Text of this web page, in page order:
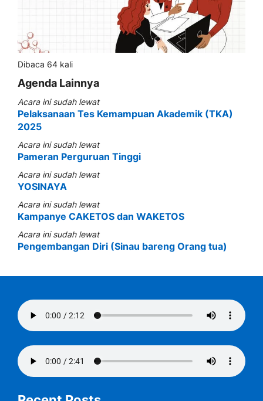
Dibaca 64 kali
Agenda Lainnya
Acara ini sudah lewat
Pelaksanaan Tes Kemampuan Akademik (TKA)
2025
Acara ini sudah lewat
Pameran Perguruan Tinggi
Acara ini sudah lewat
YOSINAYA
Acara ini sudah lewat
Kampanye CAKETOS dan WAKETOS
Acara ini sudah lewat
Pengembangan Diri (Sinau bareng Orang tua)